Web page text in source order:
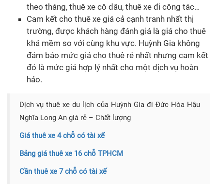
theo tháng, thuê xe cô dâu, thuê xe đi công tác…
Cam kết cho thuê xe giá cả cạnh tranh nhất thị
trường, được khách hàng đánh giá là giá cho thuê
khá mềm so với cùng khu vực. Huỳnh Gia không
đảm bảo mức giá cho thuê rẻ nhất nhưng cam kết
đó là mức giá hợp lý nhất cho một dịch vụ hoàn
hảo.
Dịch vụ thuê xe du lịch của Huỳnh Gia đi Đức Hòa Hậu
Nghĩa Long An giá rẻ – Chất lượng
Giá thuê xe 4 chỗ có tài xế
Bảng giá thuê xe 16 chỗ TPHCM
Cần thuê xe 7 chỗ có tài xế